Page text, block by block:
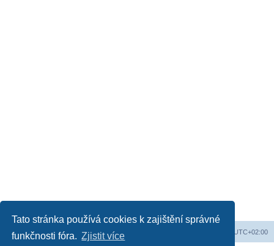
Tato stránka používá cookies k zajištění správné
funkčnosti fóra. Zjistit více
Obsah fóra UTC+02:00